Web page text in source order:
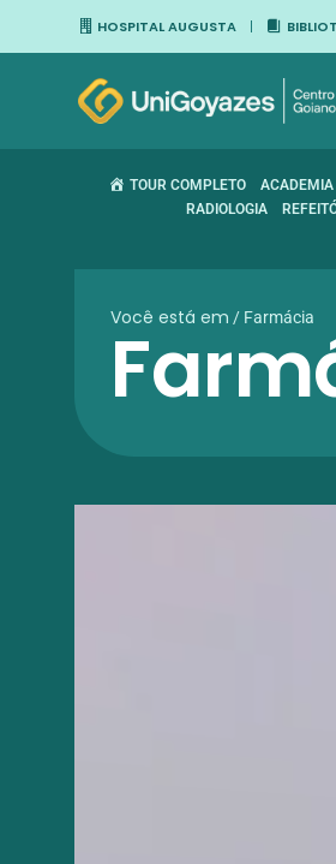
HOSPITAL AUGUSTA
TOUR COMPLETO ACADEMIA
RADIOLOGIA
Você está em / Farmácia